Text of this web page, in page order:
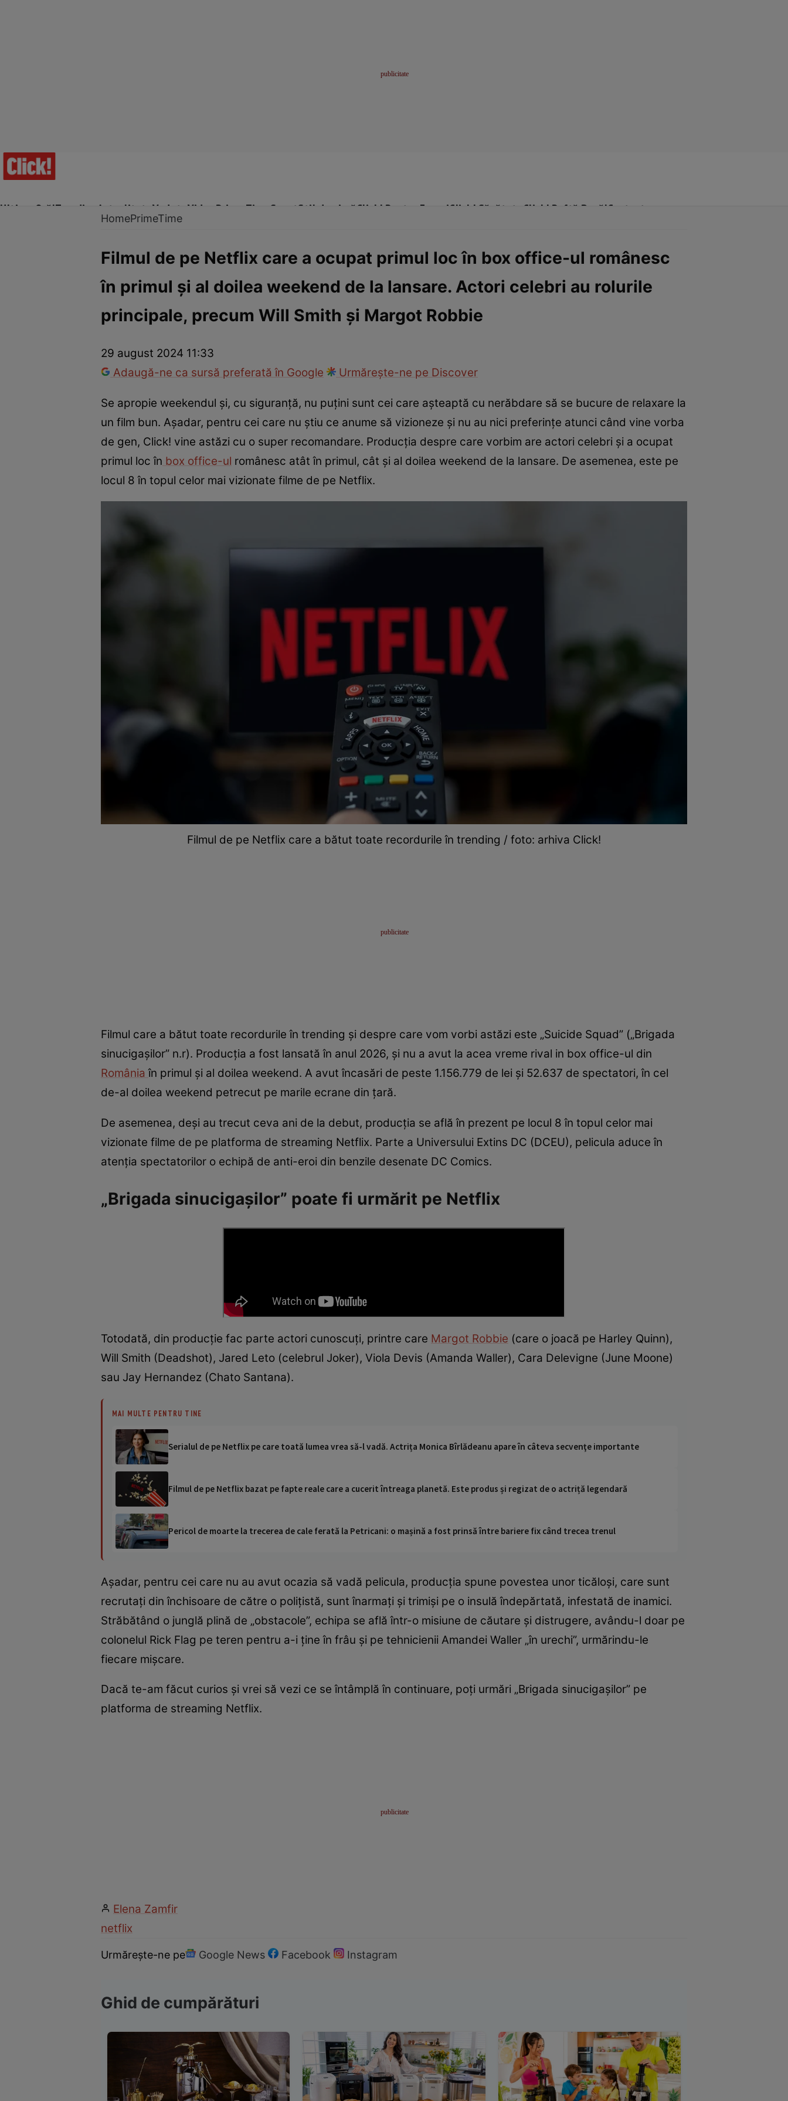
Ultima Oră!Trending Actualitate Vedete Video Prime Time SportStil de viațăClick! Pentru FemeiClick! Sănătate Click! Poftă Bună!Contact
Românii au talentSurvivor RomâniaChefi la cuțiteEurovison
HomePrimeTime
Filmul de pe Netflix care a ocupat primul loc în box office-ul românesc
în primul și al doilea weekend de la lansare. Actori celebri au rolurile
principale, precum Will Smith și Margot Robbie
29 august 2024 11:33
Adaugă-ne ca sursă preferată în Google
Urmărește-ne pe Discover
Se apropie weekendul și, cu siguranță, nu puțini sunt cei care așteaptă cu nerăbdare să se bucure de relaxare la
un film bun. Așadar, pentru cei care nu știu ce anume să vizioneze și nu au nici preferințe atunci când vine vorba
de gen, Click! vine astăzi cu o super recomandare. Producția despre care vorbim are actori celebri și a ocupat
primul loc în box office-ul românesc atât în primul, cât și al doilea weekend de la lansare. De asemenea, este pe
locul 8 în topul celor mai vizionate filme de pe Netflix.
Filmul de pe Netflix care a bătut toate recordurile în trending / foto: arhiva Click!
Filmul care a bătut toate recordurile în trending și despre care vom vorbi astăzi este „Suicide Squad” („Brigada
sinucigașilor” n.r). Producția a fost lansată în anul 2026, și nu a avut la acea vreme rival in box office-ul din
Româniaîn primul și al doilea weekend. A avut încasări de peste 1.156.779 de lei și 52.637 de spectatori, în cel
de-al doilea weekend petrecut pe marile ecrane din țară.
De asemenea, deși au trecut ceva ani de la debut, producția se află în prezent pe locul 8 în topul celor mai
vizionate filme de pe platforma de streaming Netflix. Parte a Universului Extins DC (DCEU), pelicula aduce în
atenția spectatorilor o echipă de anti-eroi din benzile desenate DC Comics.
„Brigada sinucigașilor” poate fi urmărit pe Netflix
Totodată, din producție fac parte actori cunoscuți, printre care Margot Robbie (care o joacă pe Harley Quinn),
Will Smith (Deadshot), Jared Leto (celebrul Joker), Viola Devis (Amanda Waller), Cara Delevigne (June Moone)
sau Jay Hernandez (Chato Santana).
MAI MULTE PENTRU TINE
Serialul de pe Netflix pe care toată lumea vrea să-l vadă. Actrița Monica Bîrlădeanu apare în câteva secvenţe importante
Filmul de pe Netflix bazat pe fapte reale care a cucerit întreaga planetă. Este produs și regizat de o actriță legendară
Pericol de moarte la trecerea de cale ferată la Petricani: o mașină a fost prinsă între bariere fix când trecea trenul
Așadar, pentru cei care nu au avut ocazia să vadă pelicula, producția spune povestea unor ticăloşi, care sunt
recrutați din închisoare de către o polițistă, sunt înarmaţi și trimişi pe o insulă îndepărtată, infestată de inamici.
Străbătând o junglă plină de „obstacole”, echipa se află într-o misiune de căutare şi distrugere, avându-l doar pe
colonelul Rick Flag pe teren pentru a-i ţine în frâu şi pe tehnicienii Amandei Waller „în urechi”, urmărindu-le
fiecare mişcare.
Dacă te-am făcut curios și vrei să vezi ce se întâmplă în continuare, poți urmări „Brigada sinucigașilor” pe
platforma de streaming Netflix.
Elena Zamfir
netflix
Urmărește-ne pe Google News Facebook Instagram
Ghid de cumpărături